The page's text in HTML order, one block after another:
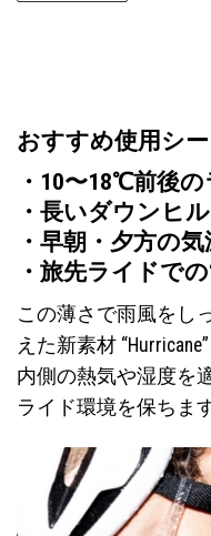
は
の
バ
リ
ー
シ
ョ
ン
が
おすすめ使用シ
・10〜18℃前後
・長いダウンヒル
・早朝・夕方の
・旅先ライドで
この薄さで雨風をし
えた新素材
内側の熱気や湿度を
ライド環境を保ちます